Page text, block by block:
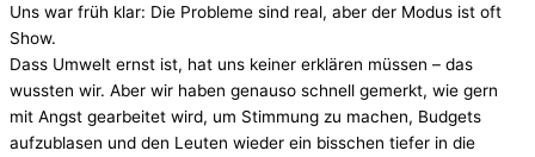
Uns war früh klar: Die Probleme sind real, aber der Modus ist oft
Show.
Dass Umwelt ernst ist, hat uns keiner erklären müssen – das
wussten wir. Aber wir haben genauso schnell gemerkt, wie gern
mit Angst gearbeitet wird, um Stimmung zu machen, Budgets
aufzublasen und den Leuten wieder ein bisschen tiefer in die